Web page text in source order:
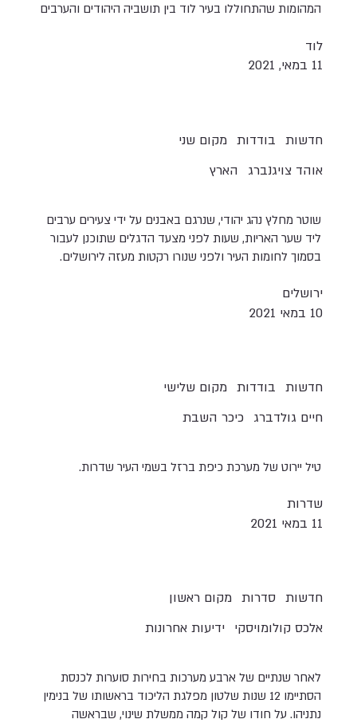
המהומות שהתחוללו בעיר לוד בין תושביה היהודים והערבים
לוד
11 במאי, 2021
מקום שני בודדות חדשות
הארץ
אוהד צויגנברג
שוטר מחלץ נהג יהודי, שנרגם באבנים על ידי צעירים ערבים
ליד שער האריות, שעות לפני מצעד הדגלים שתוכנן לעבור
בסמוך לחומות העיר ולפני שנורו רקטות מעזה לירושלים.
ירושלים
10 במאי 2021
מקום שלישי בודדות חדשות
כיכר השבת חיים גולדברג
טיל יירוט של מערכת כיפת ברזל בשמי העיר שדרות.
שדרות
11 במאי 2021
מקום ראשון סדרות חדשות
ידיעות אחרונות אלכס קולומויסקי
לאחר שנתיים של ארבע מערכות בחירות סוערות לכנסת
הסתיימו 12 שנות שלטון מפלגת הליכוד בראשותו של בנימין
נתניהו. על חודו של קול קמה ממשלת שינוי, שבראשה